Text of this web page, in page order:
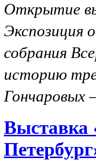
Открытие
Экспозиция
собрания
историю
Гончаровых
Выставка